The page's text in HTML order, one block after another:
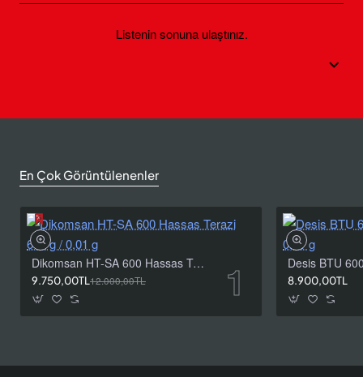
Listenin sonuna ulaştınız.
En Çok Görüntülenenler
Dikomsan HT-SA 600 Hassas Terazi 600 g / 0,01 g
9.750,00TL12.000,00TL 8.900,00TL